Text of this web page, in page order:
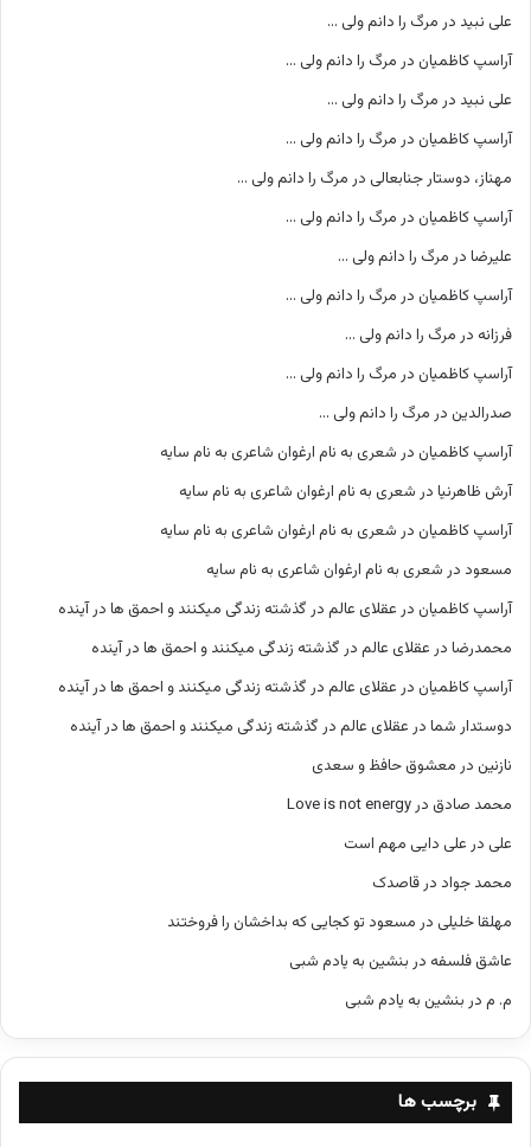
علی نبید در مرگ را دانم ولی …
آراسپ کاظمیان در مرگ را دانم ولی …
علی نبید در مرگ را دانم ولی …
آراسپ کاظمیان در مرگ را دانم ولی …
مهناز، دوستار جنابعالی در مرگ را دانم ولی …
آراسپ کاظمیان در مرگ را دانم ولی …
علیرضا در مرگ را دانم ولی …
آراسپ کاظمیان در مرگ را دانم ولی …
فرزانه در مرگ را دانم ولی …
آراسپ کاظمیان در مرگ را دانم ولی …
صدرالدین در مرگ را دانم ولی …
آراسپ کاظمیان در شعری به نام ارغوان شاعری به نام سایه
آرش ظاهرنیا در شعری به نام ارغوان شاعری به نام سایه
آراسپ کاظمیان در شعری به نام ارغوان شاعری به نام سایه
مسعود در شعری به نام ارغوان شاعری به نام سایه
آراسپ کاظمیان در عقلای عالم در گذشته زندگی میکنند و احمق ها در آینده
محمدرضا در عقلای عالم در گذشته زندگی میکنند و احمق ها در آینده
آراسپ کاظمیان در عقلای عالم در گذشته زندگی میکنند و احمق ها در آینده
دوستدار شما در عقلای عالم در گذشته زندگی میکنند و احمق ها در آینده
نازنین در معشوق حافظ و سعدی
محمد صادق در Love is not energy
علی در علی دایی مهم است
محمد جواد در قاصدک
مهلقا خلیلی در مسعود تو کجایی که بداخشان را فروختند
عاشق فلسفه در بنشین به یادم شبی
م. م در بنشین به یادم شبی
برچسب ها